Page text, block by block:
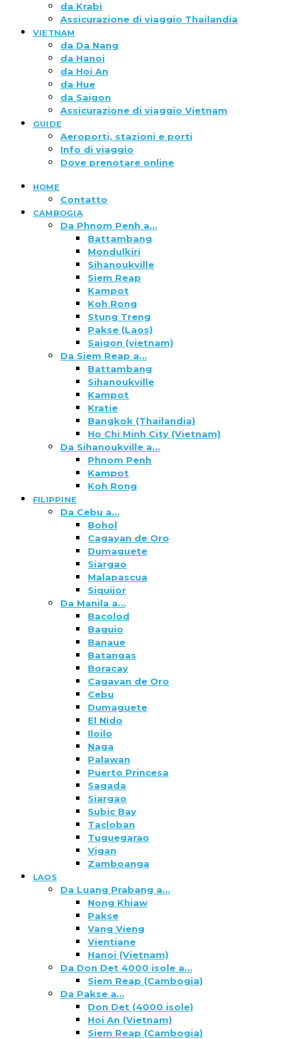
da Krabi
Assicurazione di viaggio Thailandia
VIETNAM
da Da Nang
da Hanoi
da Hoi An
da Hue
da Saigon
Assicurazione di viaggio Vietnam
GUIDE
Aeroporti, stazioni e porti
Info di viaggio
Dove prenotare online
HOME
Contatto
CAMBOGIA
Da Phnom Penh a…
Battambang
Mondulkiri
Sihanoukville
Siem Reap
Kampot
Koh Rong
Stung Treng
Pakse (Laos)
Saigon (vietnam)
Da Siem Reap a…
Battambang
Sihanoukville
Kampot
Kratie
Bangkok (Thailandia)
Ho Chi Minh City (Vietnam)
Da Sihanoukville a…
Phnom Penh
Kampot
Koh Rong
FILIPPINE
Da Cebu a…
Bohol
Cagayan de Oro
Dumaguete
Siargao
Malapascua
Siquijor
Da Manila a…
Bacolod
Baguio
Banaue
Batangas
Boracay
Cagayan de Oro
Cebu
Dumaguete
El Nido
Iloilo
Naga
Palawan
Puerto Princesa
Sagada
Siargao
Subic Bay
Tacloban
Tuguegarao
Vigan
Zamboanga
LAOS
Da Luang Prabang a…
Nong Khiaw
Pakse
Vang Vieng
Vientiane
Hanoi (Vietnam)
Da Don Det 4000 isole a…
Siem Reap (Cambogia)
Da Pakse a…
Don Det (4000 isole)
Hoi An (Vietnam)
Siem Reap (Cambogia)